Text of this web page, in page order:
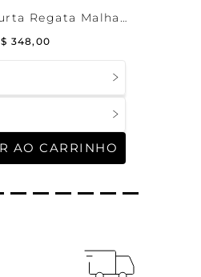
AO CARRINHO
Regata Malha
Star
348, 00